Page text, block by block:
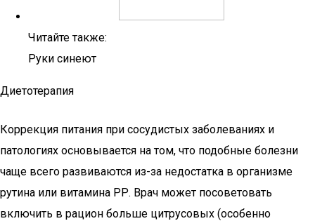
Читайте также:
Руки синеют
Диетотерапия
Коррекция питания при сосудистых заболеваниях и
патологиях основывается на том, что подобные болезни
чаще всего развиваются из-за недостатка в организме
рутина или витамина РР. Врач может посоветовать
включить в рацион больше цитрусовых (особенно